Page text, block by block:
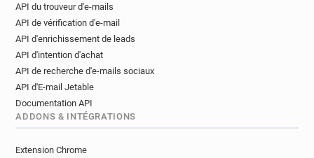
j**********@falmouth.ac.uk
w*********@falmouth.ac.uk
n*********@falmouth.ac.uk
s******@falmouth.ac.uk
m*******@falmouth.ac.uk
i************@falmouth.ac.uk
API du trouveur d'e-mails
API de vérification d'e-mail
API d'enrichissement de leads
API d'intention d'achat
API de recherche d'e-mails sociaux
API d'E-mail Jetable
Documentation API
ADDONS & INTÉGRATIONS
Extension Chrome